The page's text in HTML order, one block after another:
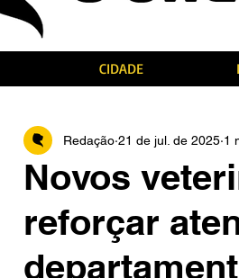
CIDADE
Novos
reforçar
Redação 21 de jul. de 2025 1